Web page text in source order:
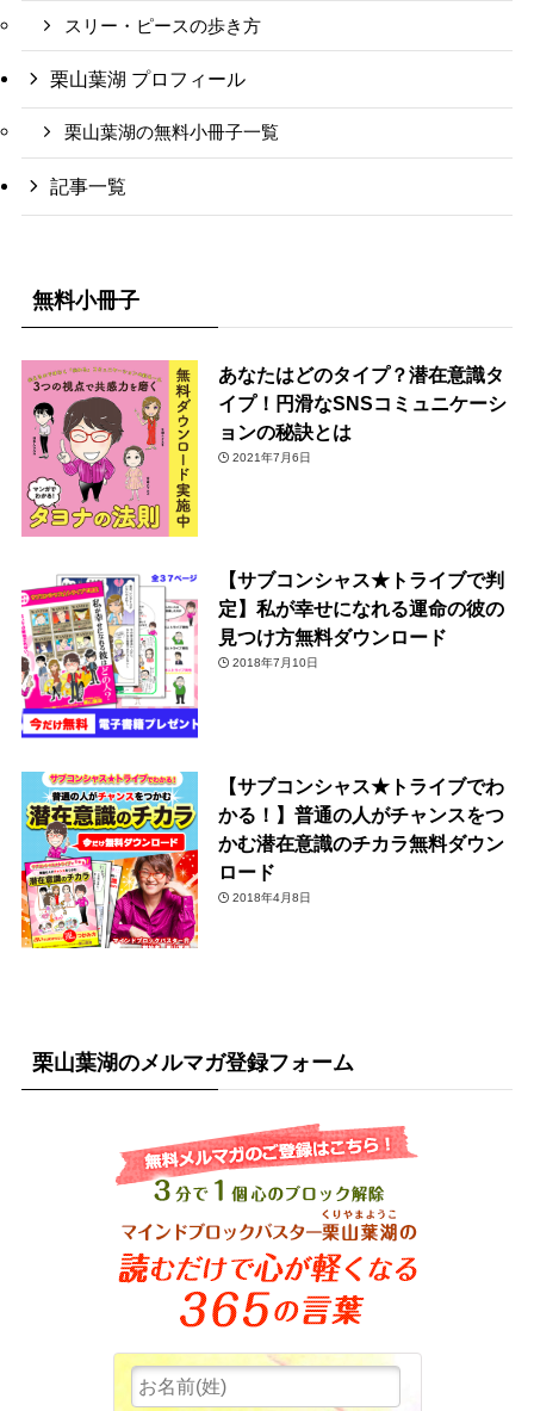
スリー・ピースの歩き方
栗山葉湖 プロフィール
栗山葉湖の無料小冊子一覧
記事一覧
無料小冊子
あなたはどのタイプ？潜在意識タ
イプ！円滑なSNSコミュニケーシ
ョンの秘訣とは
2021年7月6日
【サブコンシャス★トライブで判
定】私が幸せになれる運命の彼の
見つけ方無料ダウンロード
2018年7月10日
【サブコンシャス★トライブでわ
かる！】普通の人がチャンスをつ
かむ潜在意識のチカラ無料ダウン
ロード
2018年4月8日
栗山葉湖のメルマガ登録フォーム